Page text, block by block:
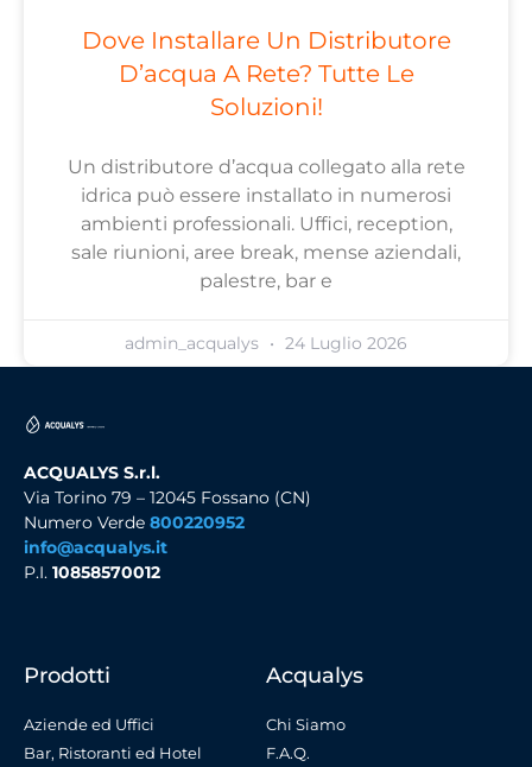
Dove Installare Un Distributore
D’acqua A Rete? Tutte Le
Soluzioni!
Un distributore d’acqua collegato alla rete
idrica può essere installato in numerosi
ambienti professionali. Uffici, reception,
sale riunioni, aree break, mense aziendali,
palestre, bar e
admin_acqualys 24 Luglio 2026
ACQUALYS S.r.l.
Via Torino 79 – 12045 Fossano (CN)
Numero Verde 800220952
info@acqualys.it
P.I. 10858570012
Prodotti
Aziende ed Uffici
Bar, Ristoranti ed Hotel
Acqualys
Chi Siamo
F.A.Q.